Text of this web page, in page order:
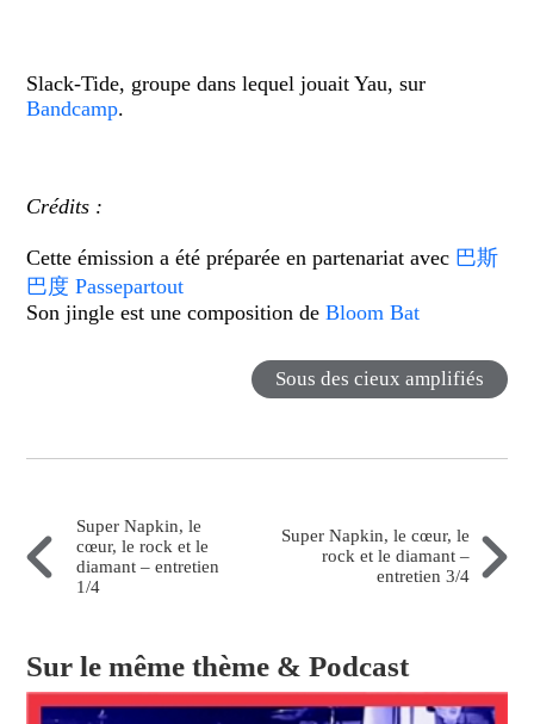
Slack-Tide, groupe dans lequel jouait Yau, sur
Bandcamp.
Crédits :
Cette émission a été préparée en partenariat avec 巴斯
巴度 Passepartout
Son jingle est une composition deBloom Bat
Sous des cieux amplifiés
Super Napkin, le
cœur, le rock et le
diamant – entretien
1/4
Super Napkin, le cœur, le
rock et le diamant –
entretien 3/4
Sur le même thème & Podcast